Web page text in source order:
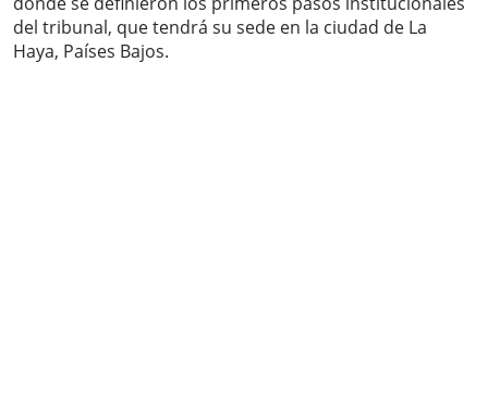
del tribunal, que tendrá su sede en la ciudad de La
Haya, Países Bajos.